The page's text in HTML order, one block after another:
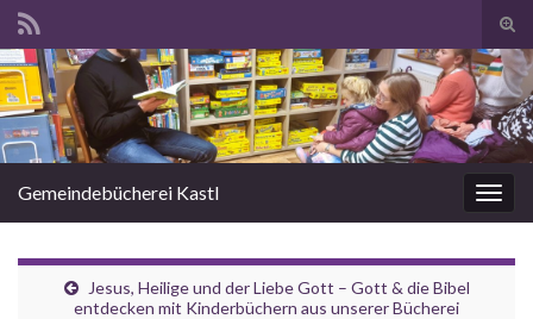
Search for:
Gemeindebücherei Kastl
Jesus, Heilige und der Liebe Gott – Gott & die Bibel
entdecken mit Kinderbüchern aus unserer Bücherei